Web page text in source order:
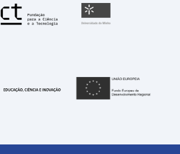
Fundação para a
República Portuguesa